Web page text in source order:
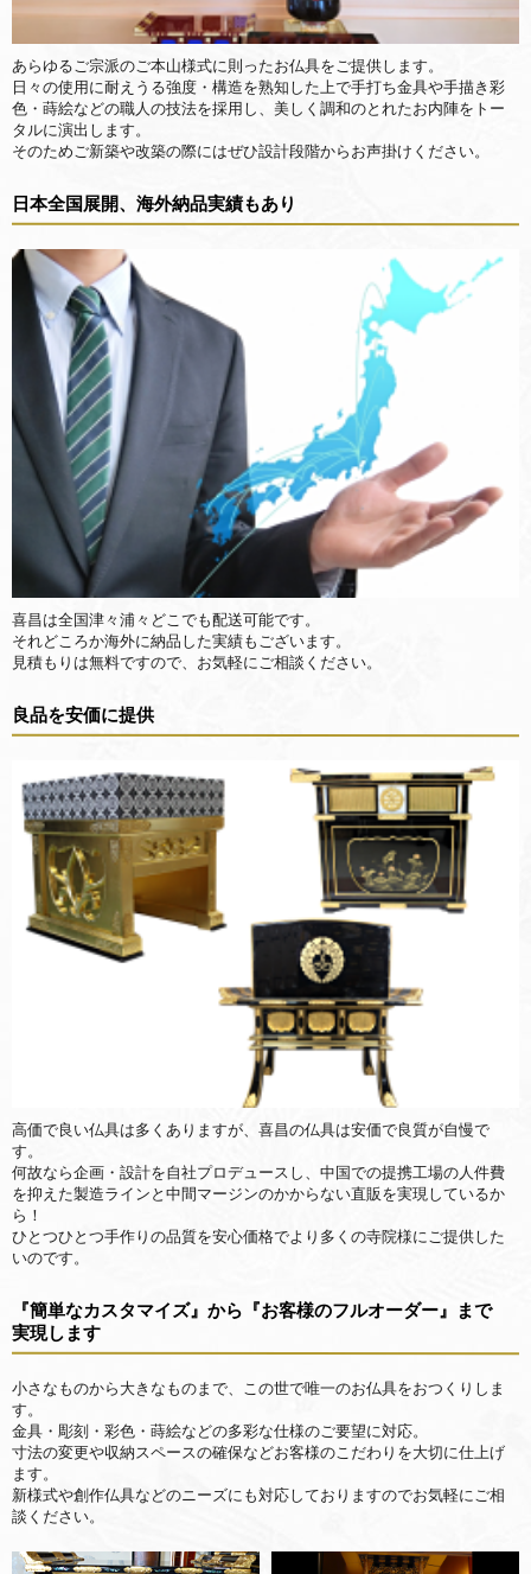
あらゆるご宗派のご本山様式に則ったお仏具をご提供します。
日々の使用に耐えうる強度・構造を熟知した上で手打ち金具や手描き彩
色・蒔絵などの職人の技法を採用し、美しく調和のとれたお内陣をトー
タルに演出します。
そのためご新築や改築の際にはぜひ設計段階からお声掛けください。
日本全国展開、海外納品実績もあり
喜昌は全国津々浦々どこでも配送可能です。
それどころか海外に納品した実績もございます。
見積もりは無料ですので、お気軽にご相談ください。
良品を安価に提供
高価で良い仏具は多くありますが、喜昌の仏具は安価で良質が自慢で
す。
何故なら企画・設計を自社プロデュースし、中国での提携工場の人件費
を抑えた製造ラインと中間マージンのかからない直販を実現しているか
ら！
ひとつひとつ手作りの品質を安心価格でより多くの寺院様にご提供した
いのです。
『簡単なカスタマイズ』から『お客様のフルオーダー』まで
実現します
小さなものから大きなものまで、この世で唯一のお仏具をおつくりしま
す。
金具・彫刻・彩色・蒔絵などの多彩な仕様のご要望に対応。
寸法の変更や収納スペースの確保などお客様のこだわりを大切に仕上げ
ます。
新様式や創作仏具などのニーズにも対応しておりますのでお気軽にご相
談ください。